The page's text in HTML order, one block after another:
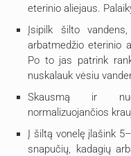
eterinio aliejaus.
Įsipilk šilto
arbatmedžio eterinio
Po to jas patrink
nuskalauk vėsiu
Skausmą ir
normalizuojančios
Į šiltą vonelę įlašink
snapučių, kadagių